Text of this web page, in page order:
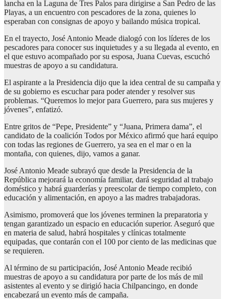
lancha en la Laguna de Tres Palos para dirigirse a San Pedro de las
Playas, a un encuentro con pescadores de la zona, quienes lo
esperaban con consignas de apoyo y bailando música tropical.
En el trayecto, José Antonio Meade dialogó con los líderes de los
pescadores para conocer sus inquietudes y a su llegada al evento, en
el que estuvo acompañado por su esposa, Juana Cuevas, escuchó
muestras de apoyo a su candidatura.
El aspirante a la Presidencia dijo que la idea central de su campaña y
de su gobierno es escuchar para poder atender y resolver sus
problemas. “Queremos lo mejor para Guerrero, para sus mujeres y
jóvenes”, enfatizó.
Entre gritos de “Pepe, Presidente” y “Juana, Primera dama”, el
candidato de la coalición Todos por México afirmó que hará equipo
con todas las regiones de Guerrero, ya sea en el mar o en la
montaña, con quienes, dijo, vamos a ganar.
José Antonio Meade subrayó que desde la Presidencia de la
República mejorará la economía familiar, dará seguridad al trabajo
doméstico y habrá guarderías y preescolar de tiempo completo, con
educación y alimentación, en apoyo a las madres trabajadoras.
Asimismo, promoverá que los jóvenes terminen la preparatoria y
tengan garantizado un espacio en educación superior. Aseguró que
en materia de salud, habrá hospitales y clínicas totalmente
equipadas, que contarán con el 100 por ciento de las medicinas que
se requieren.
Al término de su participación, José Antonio Meade recibió
muestras de apoyo a su candidatura por parte de los más de mil
asistentes al evento y se dirigió hacia Chilpancingo, en donde
encabezará un evento más de campaña.